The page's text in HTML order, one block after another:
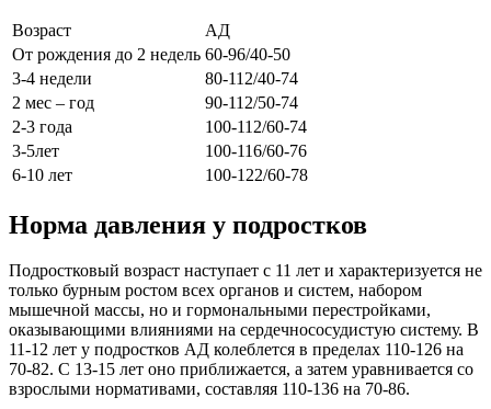
Возраст
АД
От рождения до 2 недель 60-96/40-50
3-4 недели
80-112/40-74
2 мес – год
90-112/50-74
2-3 года
100-112/60-74
3-5лет
100-116/60-76
6-10 лет
100-122/60-78
Норма давления у подростков
Подростковый возраст наступает с 11 лет и характеризуется не
только бурным ростом всех органов и систем, набором
мышечной массы, но и гормональными перестройками,
оказывающими влияниями на сердечнососудистую систему. В
11-12 лет у подростков АД колеблется в пределах 110-126 на
70-82. С 13-15 лет оно приближается, а затем уравнивается со
взрослыми нормативами, составляя 110-136 на 70-86.